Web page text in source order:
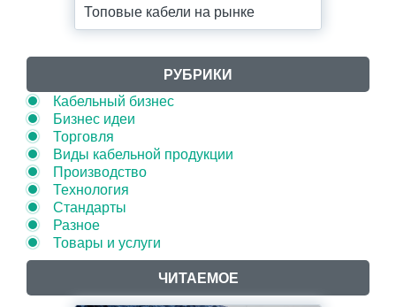
Топовые кабели на рынке
РУБРИКИ
Кабельный бизнес
Бизнес идеи
Торговля
Виды кабельной продукции
Производство
Технология
Стандарты
Разное
Товары и услуги
ЧИТАЕМОЕ